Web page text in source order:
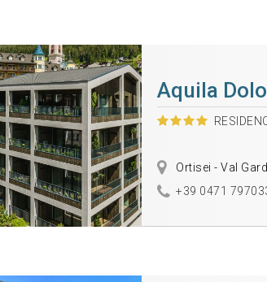
Aquila
Ortisei - Val
+39 0471